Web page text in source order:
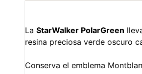
La StarWalker PolarGreen
resina preciosa verde oscuro
Conserva el emblema